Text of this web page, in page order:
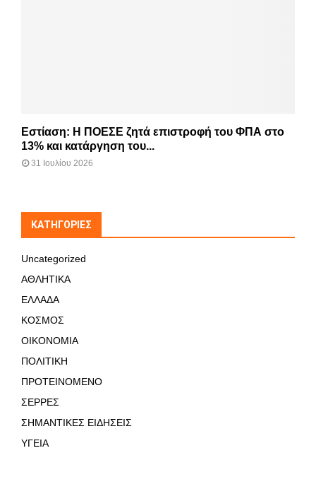
Εστίαση: Η ΠΟΕΣΕ ζητά επιστροφή του ΦΠΑ στο
13% και κατάργηση του...
31 Ιουλίου 2026
KΑΤΗΓΟΡΊΕΣ
Uncategorized
ΑΘΛΗΤΙΚΑ
ΕΛΛΑΔΑ
ΚΟΣΜΟΣ
ΟΙΚΟΝΟΜΙΑ
ΠΟΛΙΤΙΚΗ
ΠΡΟΤΕΙΝΟΜΕΝΟ
ΣΕΡΡΕΣ
ΣΗΜΑΝΤΙΚΕΣ ΕΙΔΗΣΕΙΣ
ΥΓΕΙΑ